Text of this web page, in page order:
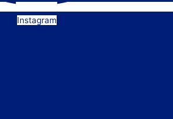
Instagram